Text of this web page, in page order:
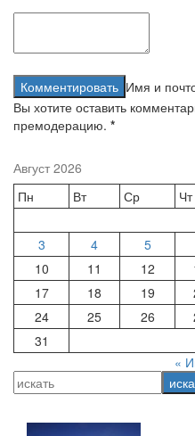
Имя и
Вы хотите оставить
премодерацию. *
Август 2026
Пн
Вт Ср Чт
3
4 5
10
11 12
17
18 19
24
25 26
31
«